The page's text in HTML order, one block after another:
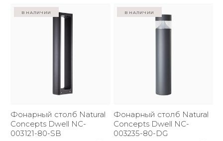
в наличии
Фонарный столб Natural
Concepts Dwell NC-
003121-80-SB
в наличии
Фонарный столб Natural
Concepts Dwell NC-
003235-80-DG